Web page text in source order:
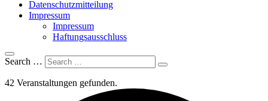
Datenschutzmitteilung
Impressum
Impressum
Haftungsausschluss
Search …
42 Veranstaltungen gefunden.